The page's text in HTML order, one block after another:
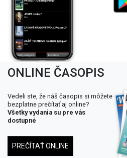
ONLINE ČASOPIS
Vedeli ste, že náš časopis si môžete
bezplatne prečítať aj online?
Všetky vydania su pre vás
dostupné
PREČÍTAŤ ONLINE